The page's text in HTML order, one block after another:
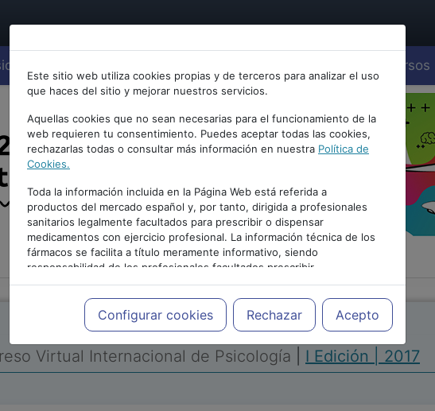
Cursos
Este sitio web utiliza cookies propias y de terceros para analizar el uso
que haces del sitio y mejorar nuestros servicios.
Aquellas cookies que no sean necesarias para el funcionamiento de la
web requieren tu consentimiento. Puedes aceptar todas las cookies,
rechazarlas todas o consultar más información en nuestra Política de
Cookies.
Toda la información incluida en la Página Web está referida a
productos del mercado español y, por tanto, dirigida a profesionales
sanitarios legalmente facultados para prescribir o dispensar
medicamentos con ejercicio profesional. La información técnica de los
fármacos se facilita a título meramente informativo, siendo
responsabilidad de los profesionales facultados prescribir
medicamentos y decidir, en cada caso concreto, el tratamiento más
adecuado a las necesidades del paciente.
Configurar cookies Rechazar Acepto
PUBLICIDAD
Virtual Internacional de Psicología I Edición | 2017